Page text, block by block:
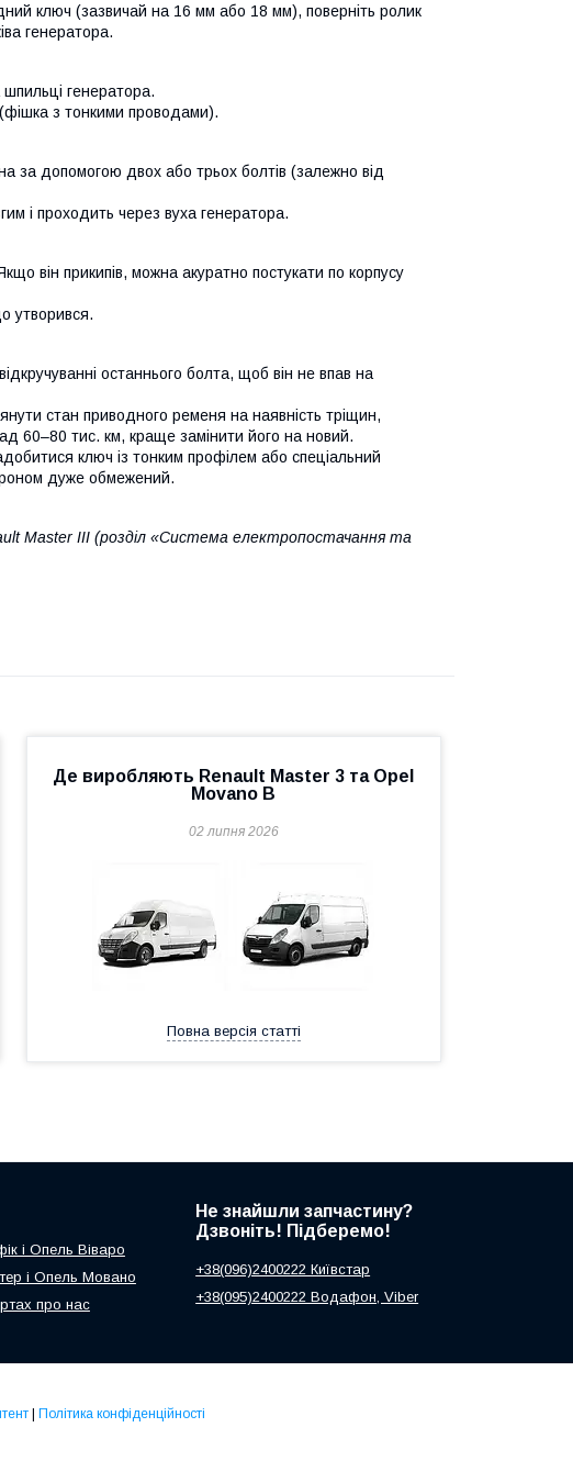
ключ (зазвичай на 16 мм або 18 мм), поверніть ролик
генератора.
генератора.
з тонкими проводами).
за допомогою двох або трьох болтів (залежно від
і проходить через вуха генератора.
він прикипів, можна акуратно постукати по корпусу
утворився.
останнього болта, щоб він не впав на
стан приводного ременя на наявність тріщин,
60–80 тис. км, краще замінити його на новий.
ключ із тонким профілем або спеціальний
дуже обмежений.
Master III (розділ «Система електропостачання та
Де виробляють Renault Master 3 та Opel
Movano B
02 липня 2026
Повна версія статті
і Опель Віваро
і Опель Мовано
про нас
Не знайшли запчастину?
Дзвоніть! Підберемо!
+38(096)2400222 Київстар
+38(095)2400222 Водафон, Viber
Політика конфіденційності